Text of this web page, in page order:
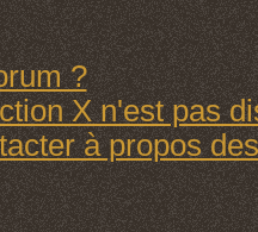
?
X n'est pas
à propos